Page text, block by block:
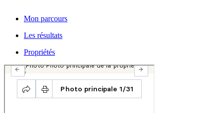
Mon parcours
Les résultats
Propriétés